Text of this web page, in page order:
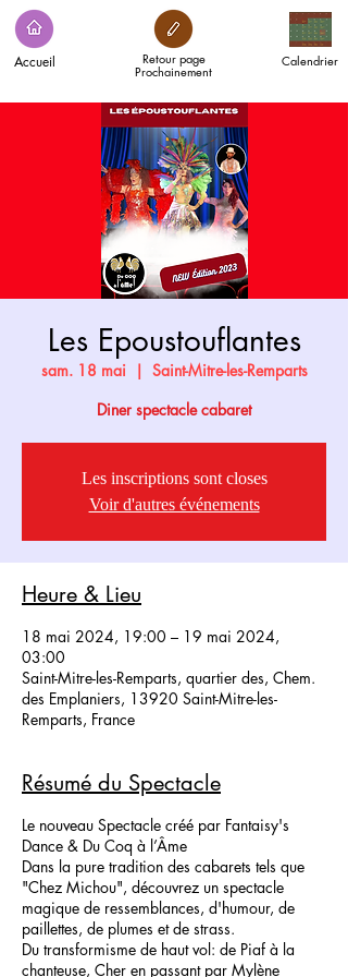
Accueil Calendrier
Retour page
Prochainement
Les Epoustouflantes
sam. 18 mai
  |
Saint-Mitre-les-Remparts
Les inscriptions sont closes
Voir d'autres événements
Heure & Lieu
18 mai 2024, 19:00 – 19 mai 2024,
03:00
Saint-Mitre-les-Remparts, quartier des, Chem.
des Emplaniers, 13920 Saint-Mitre-les-
Remparts, France
Résumé du Spectacle
Le nouveau Spectacle créé par Fantaisy's
Dance & Du Coq à l’Âme
Dans la pure tradition des cabarets tels que
"Chez Michou", découvrez un spectacle
magique de ressemblances, d'humour, de
paillettes, de plumes et de strass.
Du transformisme de haut vol: de Piaf à la
chanteuse, Cher en passant par Mylène